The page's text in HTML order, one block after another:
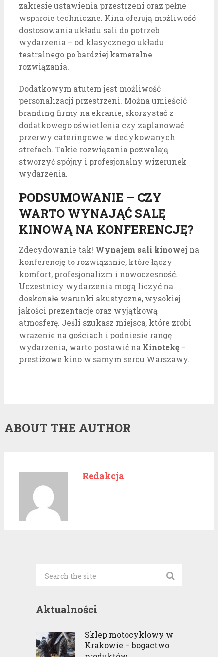
zakresie ustawienia przestrzeni oraz pełne
wsparcie techniczne. Kina oferują możliwość
dostosowania układu sali do potrzeb
wydarzenia – od klasycznego układu
teatralnego po bardziej kameralne
rozwiązania.
Dodatkowym atutem jest możliwość
personalizacji przestrzeni. Można umieścić
branding firmy na ekranie, skorzystać z
dodatkowego oświetlenia czy zaplanować
przerwy cateringowe w dedykowanych
strefach. Takie rozwiązania pozwalają
stworzyć spójny i profesjonalny wizerunek
wydarzenia.
PODSUMOWANIE – CZY
WARTO WYNAJĄĆ SALĘ
KINOWĄ NA KONFERENCJĘ?
Zdecydowanie tak! Wynajem sali kinowejna
konferencję to rozwiązanie, które łączy
komfort, profesjonalizm i nowoczesność.
Uczestnicy wydarzenia mogą liczyć na
doskonałe warunki akustyczne, wysokiej
jakości prezentacje oraz wyjątkową
atmosferę. Jeśli szukasz miejsca, które zrobi
wrażenie na gościach i podniesie rangę
wydarzenia, warto postawić na Kinotekę–
prestiżowe kino w samym sercu Warszawy.
ABOUT THE AUTHOR
Redakcja
Aktualności
Sklep motocyklowy w
Krakowie – bogactwo